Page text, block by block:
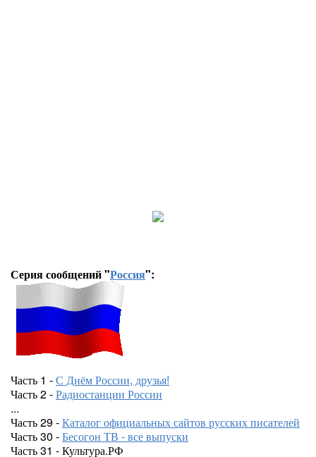
Серия сообщений "Россия":
Часть 1 -С Днём России, друзья!
Часть 2 -Радиостанции России
...
Часть 29 -Каталог официальных сайтов русских писателей
Часть 30 -Бесогон ТВ - все выпуски
Часть 31 - Культура.РФ